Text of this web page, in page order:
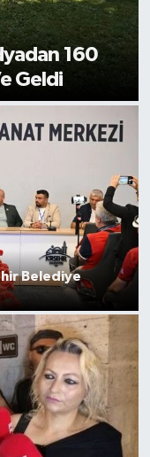
160
Geldi
Belediye